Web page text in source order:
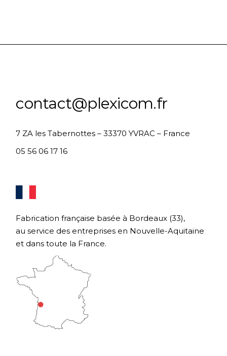
contact@plexicom.fr
7 ZA les Tabernottes – 33370 YVRAC – France
05 56 06 17 16
Fabrication française basée à Bordeaux (33),
au service des entreprises en Nouvelle-Aquitaine
et dans toute la France.